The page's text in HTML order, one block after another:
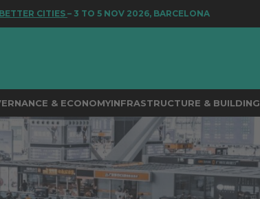
– 3 TO 5 NOV 2026, BARCELONA
& ECONOMYINFRASTRUCTURE & BUILDING